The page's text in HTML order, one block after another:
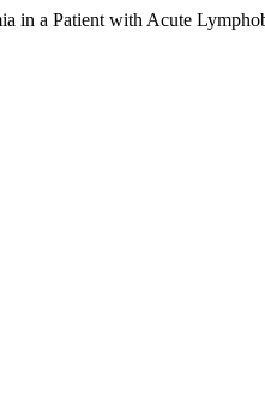
in a Patient with Acute